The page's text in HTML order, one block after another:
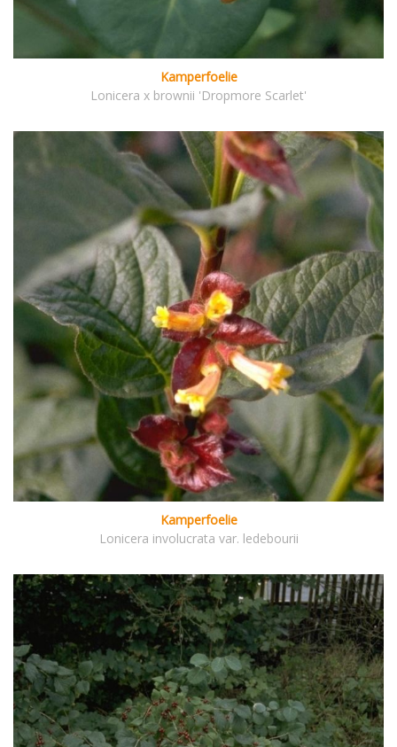
Kamperfoelie
Lonicera x brownii 'Dropmore Scarlet'
Kamperfoelie
Lonicera involucrata var. ledebourii